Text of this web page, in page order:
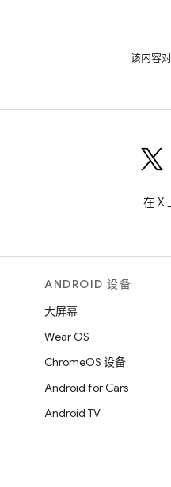
该内容
在 X
ANDROID 设备
大屏幕
Wear OS
ChromeOS 设备
Android for Cars
Android TV